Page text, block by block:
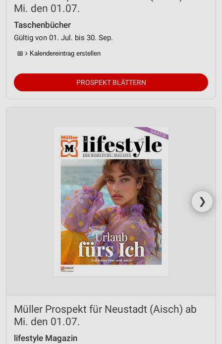
Mi. den 01.07.
Taschenbücher
Gültig von 01. Jul. bis 30. Sep.
📅 Kalendereintrag erstellen
PROSPEKT BLÄTTERN
❯
Müller Prospekt für Neustadt (Aisch) ab
Mi. den 01.07.
lifestyle Magazin